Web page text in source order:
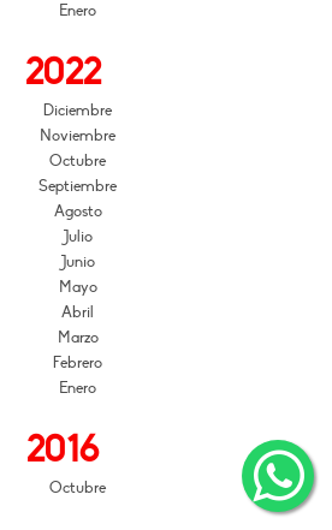
Enero
2022
Diciembre
Noviembre
Octubre
Septiembre
Agosto
Julio
Junio
Mayo
Abril
Marzo
Febrero
Enero
2016
Octubre